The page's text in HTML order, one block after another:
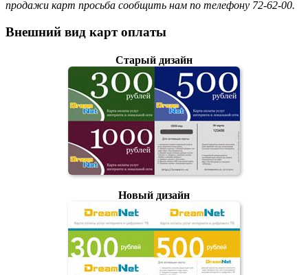
продажи карт просьба сообщить нам по телефону 72-62-00.
Внешний вид карт оплаты
Старый дизайн
Новый дизайн